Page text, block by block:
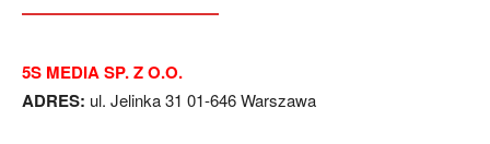
5S MEDIA SP. Z O.O.
ADRES: ul. Jelinka 31 01-646 Warszawa